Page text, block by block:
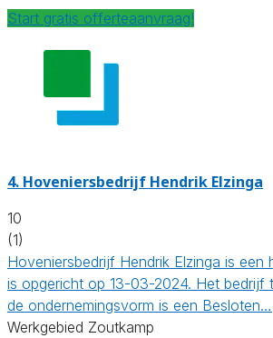
Start gratis offerteaanvraag!
4. Hoveniersbedrijf Hendrik Elzinga
10
(1)
Hoveniersbedrijf Hendrik Elzinga is een
is opgericht op 13-03-2024. Het bedrijf
de ondernemingsvorm is een Besloten…
Werkgebied Zoutkamp